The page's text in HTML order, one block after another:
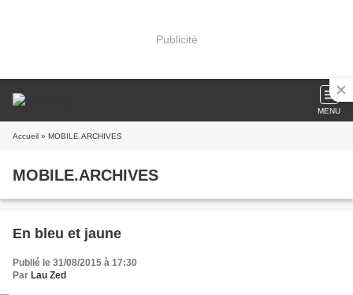
Publicité
MENU
Accueil » MOBILE.ARCHIVES
MOBILE.ARCHIVES
En bleu et jaune
Publié le 31/08/2015 à 17:30
Par Lau Zed